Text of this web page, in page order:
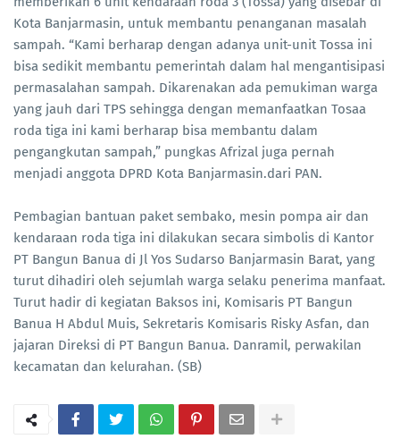
Kota Banjarmasin, untuk membantu penanganan masalah
sampah. “Kami berharap dengan adanya unit-unit Tossa ini
bisa sedikit membantu pemerintah dalam hal mengantisipasi
permasalahan sampah. Dikarenakan ada pemukiman warga
yang jauh dari TPS sehingga dengan memanfaatkan Tosaa
roda tiga ini kami berharap bisa membantu dalam
pengangkutan sampah,” pungkas Afrizal juga pernah
menjadi anggota DPRD Kota Banjarmasin.dari PAN.
Pembagian bantuan paket sembako, mesin pompa air dan
kendaraan roda tiga ini dilakukan secara simbolis di Kantor
PT Bangun Banua di Jl Yos Sudarso Banjarmasin Barat, yang
turut dihadiri oleh sejumlah warga selaku penerima manfaat.
Turut hadir di kegiatan Baksos ini, Komisaris PT Bangun
Banua H Abdul Muis, Sekretaris Komisaris Risky Asfan, dan
jajaran Direksi di PT Bangun Banua. Danramil, perwakilan
kecamatan dan kelurahan. (SB)